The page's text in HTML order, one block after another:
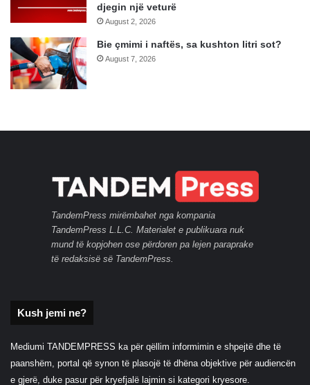
djegin një veturë
August 2, 2026
Bie çmimi i naftës, sa kushton litri sot?
August 7, 2026
TandemPress mirëmbahet nga kompania
TandemPress L.L.C. Materialet e publikuara nuk
mund të kopjohen ose përdoren pa lejen paraprake
të redaksisë së TandemPress.
Kush jemi ne?
Mediumi TANDEMPRESS ka për qëllim informimin e shpejtë dhe të
paanshëm, portal që synon të plasojë të dhëna objektive për audiencën
e gjerë, duke pasur për kryefjalë lajmin si kategori kryesore.